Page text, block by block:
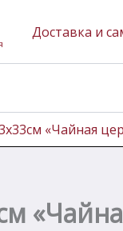
Доставка и
«Чайная